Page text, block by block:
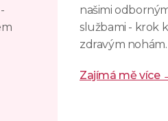
našimi
službami - krok
zdravým nohám.
Zajímá mě více